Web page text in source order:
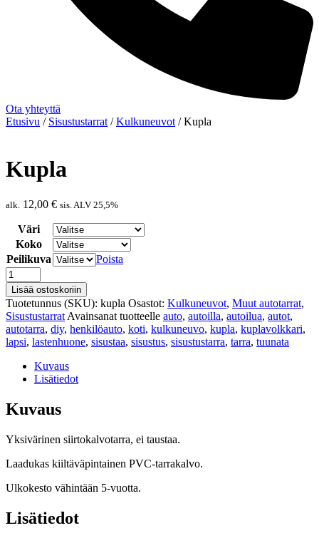
Ota yhteyttä
Etusivu / Sisustustarrat /Kulkuneuvot / Kupla
Kupla
alk. 12,00 € sis. ALV 25,5%
Väri
Koko
Peilikuva
Poista
Kupla
määrä
Lisää ostoskoriin
Tuotetunnus (SKU): kupla Osastot: Kulkuneuvot, Muut autotarrat,
Sisustustarrat Avainsanat tuotteelle auto, autoilla, autoilua, autot,
autotarra, diy, henkilöauto, koti, kulkuneuvo, kupla, kuplavolkkari,
lapsi, lastenhuone, sisustaa, sisustus, sisustustarra, tarra, tuunata
Kuvaus
Lisätiedot
Kuvaus
Yksivärinen siirtokalvotarra, ei taustaa.
Laadukas kiiltäväpintainen PVC-tarrakalvo.
Ulkokesto vähintään 5-vuotta.
Lisätiedot